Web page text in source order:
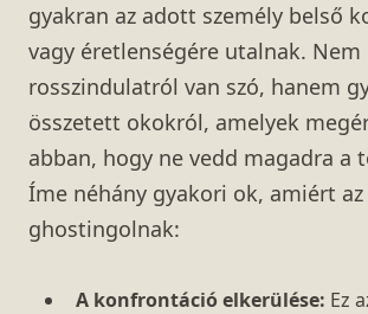
gyakran az adott személy belső
vagy éretlenségére utalnak. Nem
rosszindulatról van szó, hanem
összetett okokról, amelyek
abban, hogy ne vedd magadra a
Íme néhány gyakori ok, amiért
ghostingolnak:
A konfrontáció elkerülése: Ez